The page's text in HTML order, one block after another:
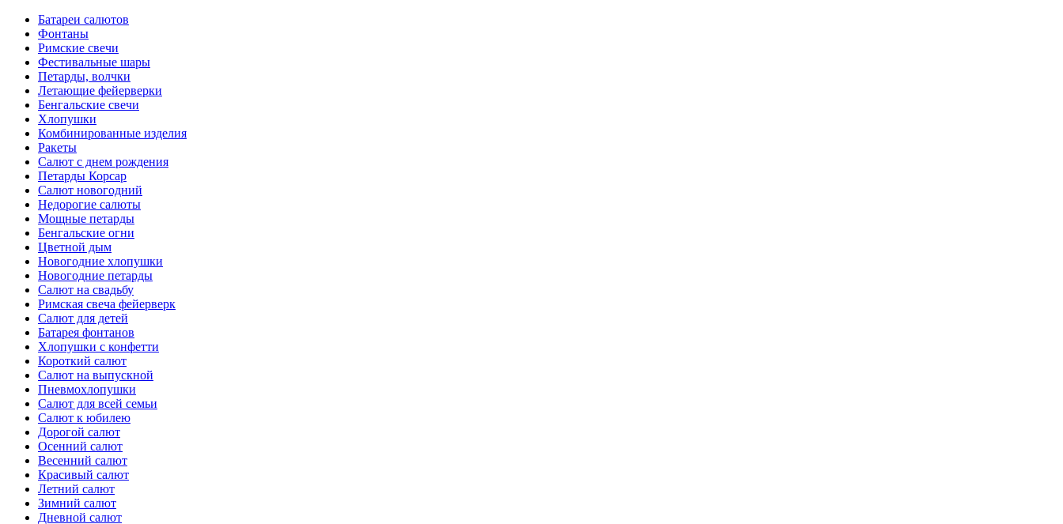
Батареи салютов
Фонтаны
Римские свечи
Фестивальные шары
Петарды, волчки
Летающие фейерверки
Бенгальские свечи
Хлопушки
Комбинированные изделия
Ракеты
Салют с днем рождения
Петарды Корсар
Салют новогодний
Недорогие салюты
Мощные петарды
Бенгальские огни
Цветной дым
Новогодние хлопушки
Новогодние петарды
Салют на свадьбу
Римская свеча фейерверк
Салют для детей
Батарея фонтанов
Хлопушки с конфетти
Короткий салют
Салют на выпускной
Пневмохлопушки
Салют для всей семьи
Салют к юбилею
Дорогой салют
Осенний салют
Весенний салют
Красивый салют
Летний салют
Зимний салют
Дневной салют